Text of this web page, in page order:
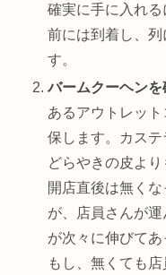
確実に手に入れ
前には到着し、
す。
バームクーヘンを
あるアウトレッ
保します。カステ
どらやきの皮より
開店直後は無く
が、店員さんが
が次々に伸びてあ
もし、無くても